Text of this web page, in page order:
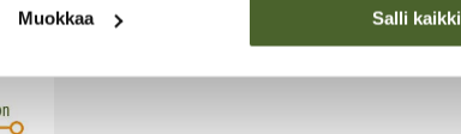
Muokkaa Salli kaikki